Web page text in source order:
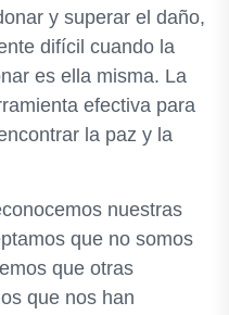
y superar el daño,
difícil cuando la
es ella misma. La
efectiva para
la paz y la
nuestras
que no somos
que otras
que nos han